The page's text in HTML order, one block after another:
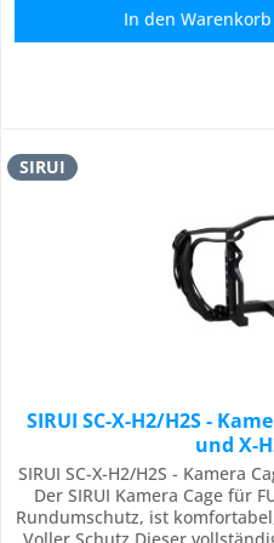
In den Warenkorb
SIRUI
SIRUI SC-X-H2/H2S -
und X-
SIRUI SC-X-H2/H2S - Kamera
Der SIRUI Kamera Cage für
Rundumschutz, ist
Voller Schutz Dieser